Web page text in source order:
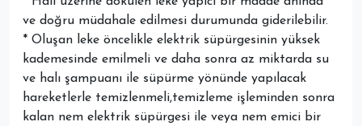
ve doğru müdahale edilmesi durumunda giderilebilir.
* Oluşan leke öncelikle elektrik süpürgesinin yüksek
kademesinde emilmeli ve daha sonra az miktarda su
ve halı şampuanı ile süpürme yönünde yapılacak
hareketlerle temizlenmeli,temizleme işleminden sonra
kalan nem elektrik süpürgesi ile veya nem emici bir